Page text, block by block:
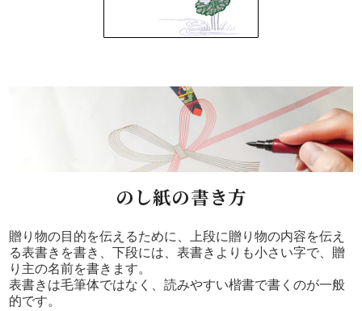
のし紙の書き方
贈り物の目的を伝えるために、上段に贈り物の内容を伝え
る表書きを書き、下段には、表書きよりも小さい字で、贈
り主の名前を書きます。
表書きは毛筆体ではなく、読みやすい楷書で書くのが一般
的です。